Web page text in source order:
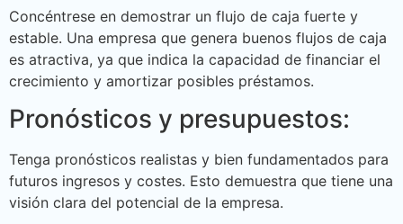
Concéntrese en demostrar un flujo de caja fuerte y
estable. Una empresa que genera buenos flujos de caja
es atractiva, ya que indica la capacidad de financiar el
crecimiento y amortizar posibles préstamos.
Pronósticos y presupuestos:
Tenga pronósticos realistas y bien fundamentados para
futuros ingresos y costes. Esto demuestra que tiene una
visión clara del potencial de la empresa.